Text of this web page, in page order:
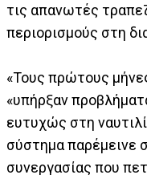
τις απανωτές
περιορισμούς στη
«Τους πρώτους
«υπήρξαν
ευτυχώς στη
σύστημα παρέμεινε
συνεργασίας που